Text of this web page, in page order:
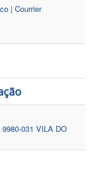
| Courrier
031 VILA DO